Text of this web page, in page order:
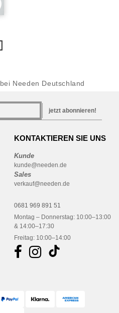
bei Needen Deutschland
jetzt abonnieren!
KONTAKTIEREN SIE UNS
Kunde
kunde@needen.de
Sales
verkauf@needen.de
0681 969 891 51
Montag – Donnerstag: 10:00–13:00
& 14:00–17:30
Freitag: 10:00–14:00